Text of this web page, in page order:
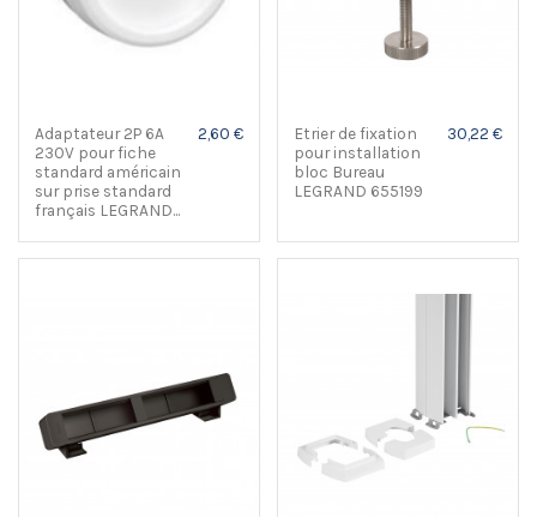
Adaptateur 2P 6A
230V pour fiche
standard américain
sur prise standard
français LEGRAND...
2,60 €
Etrier de fixation
pour installation
bloc Bureau
LEGRAND 655199
30,22 €